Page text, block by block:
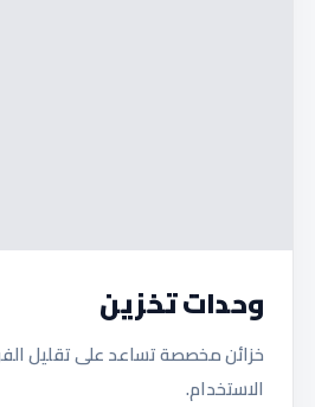
وحدات تخزين
خزائن مخصصة تساعد على تقليل
الاستخدام.